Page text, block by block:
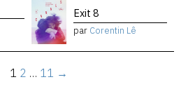
Exit 8
par Corentin Lê
1 2 … 11 →